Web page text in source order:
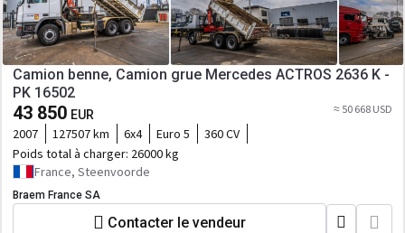
Camion benne, Camion grue Mercedes ACTROS 2636 K -
PK 16502
43 850 EUR ≈ 50 668 USD
2007 127507 km 6x4 Euro 5
360 CV
Poids total à charger: 26000 kg
France, Steenvoorde
Braem France SA
Contacter le vendeur